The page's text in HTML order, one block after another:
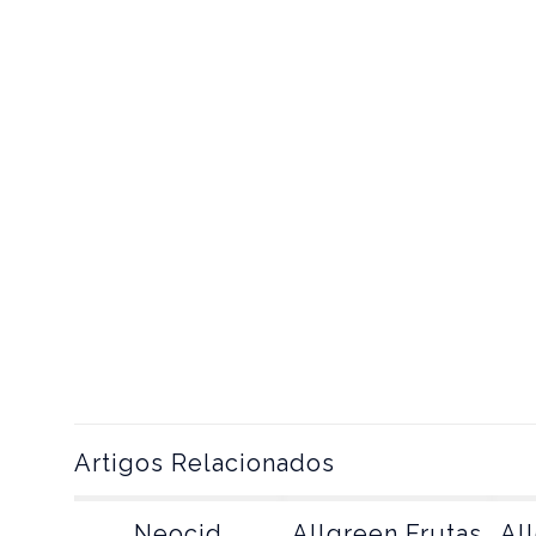
Artigos Relacionados